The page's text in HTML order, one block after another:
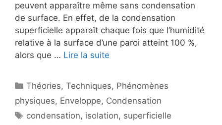
peuvent apparaître même sans condensation
de surface. En effet, de la condensation
superficielle apparaît chaque fois que l’humidité
relative à la surface d’une paroi atteint 100 %,
alors que … Lire la suite
Catégories
Théories,Techniques, Phénomènes
physiques, Enveloppe, Condensation
Étiquettes
condensation, isolation, superficielle